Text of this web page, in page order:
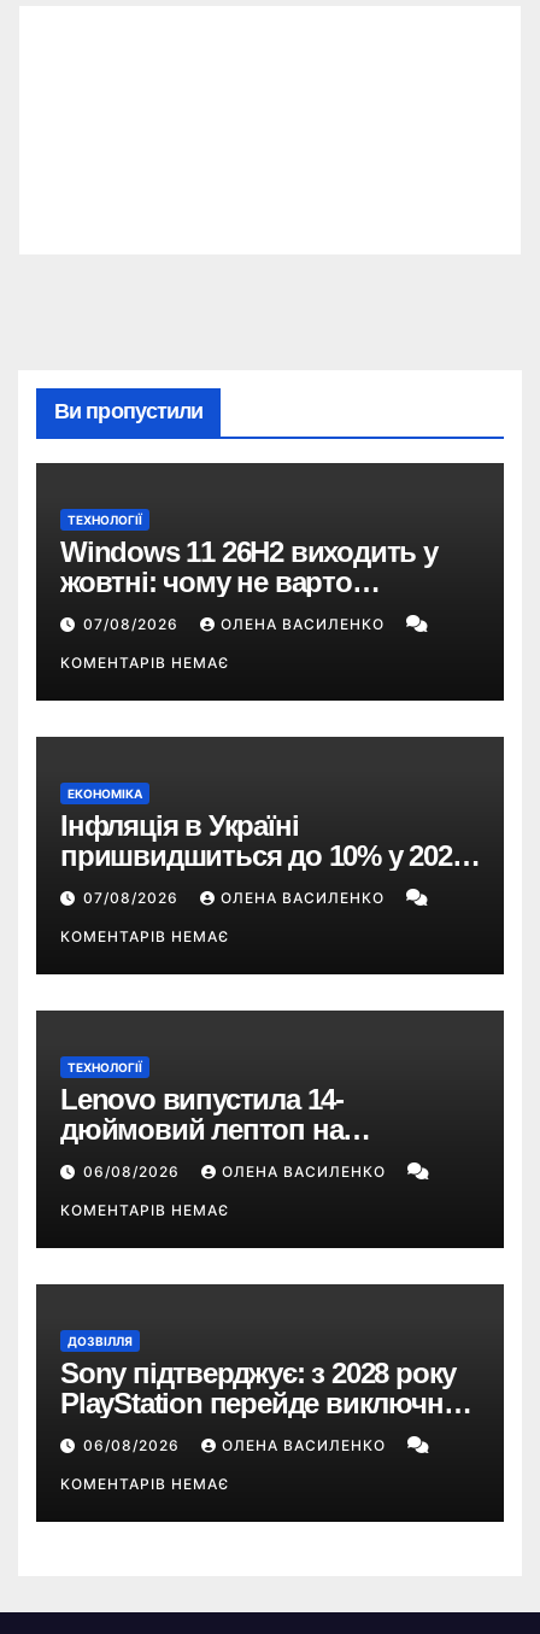
Ви пропустили
ТЕХНОЛОГІЇ
Windows 11 26H2 виходить у
жовтні: чому не варто
пропускати це оновлення
07/08/2026 ОЛЕНА ВАСИЛЕНКО
КОМЕНТАРІВ НЕМАЄ
ЕКОНОМІКА
Інфляція в Україні
пришвидшиться до 10% у 2026
році — прогноз НБУ
07/08/2026 ОЛЕНА ВАСИЛЕНКО
КОМЕНТАРІВ НЕМАЄ
ТЕХНОЛОГІЇ
Lenovo випустила 14-
дюймовий лептоп на
Snapdragon X2 з автономністю
понад 33 години
06/08/2026 ОЛЕНА ВАСИЛЕНКО
КОМЕНТАРІВ НЕМАЄ
ДОЗВІЛЛЯ
Sony підтверджує: з 2028 року
PlayStation перейде виключно
на цифрові ігри
06/08/2026 ОЛЕНА ВАСИЛЕНКО
КОМЕНТАРІВ НЕМАЄ